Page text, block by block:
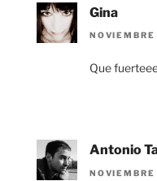
Gina
Que
Antonio